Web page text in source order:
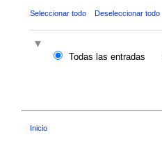
Seleccionar todo Deseleccionar todo
Todas las entradas
Inicio